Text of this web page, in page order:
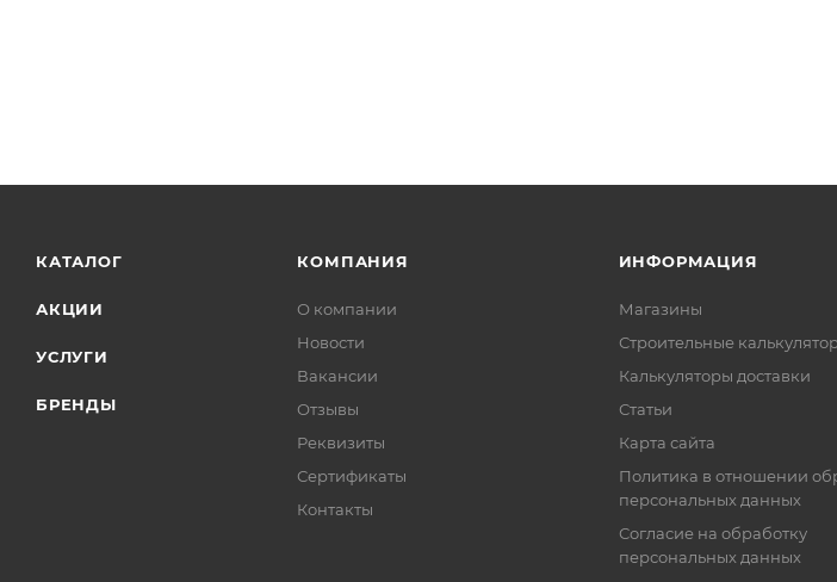
КАТАЛОГ
АКЦИИ
УСЛУГИ
БРЕНДЫ
КОМПАНИЯ
О компании
Новости
Вакансии
Отзывы
Реквизиты
Сертификаты
Контакты
ИНФОРМАЦИЯ
Магазины
Строительные
Калькуляторы доставки
Статьи
Карта сайта
Политика в отношении
персональных данных
Согласие на обработку
персональных данных